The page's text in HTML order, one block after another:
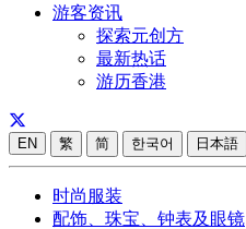
游客资讯
探索元创方
最新热话
游历香港
EN 繁 简 한국어 日本語
时尚服装
配饰、珠宝、钟表及眼镜